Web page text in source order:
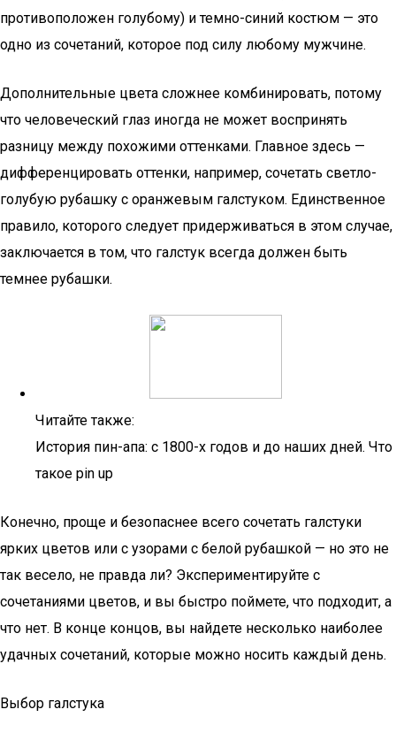
противоположен голубому) и темно-синий костюм — это
одно из сочетаний, которое под силу любому мужчине.
Дополнительные цвета сложнее комбинировать, потому
что человеческий глаз иногда не может воспринять
разницу между похожими оттенками. Главное здесь —
дифференцировать оттенки, например, сочетать светло-
голубую рубашку с оранжевым галстуком. Единственное
правило, которого следует придерживаться в этом случае,
заключается в том, что галстук всегда должен быть
темнее рубашки.
Читайте также:
История пин-апа: с 1800-х годов и до наших дней. Что
такое pin up
Конечно, проще и безопаснее всего сочетать галстуки
ярких цветов или с узорами с белой рубашкой — но это не
так весело, не правда ли? Экспериментируйте с
сочетаниями цветов, и вы быстро поймете, что подходит, а
что нет. В конце концов, вы найдете несколько наиболее
удачных сочетаний, которые можно носить каждый день.
Выбор галстука